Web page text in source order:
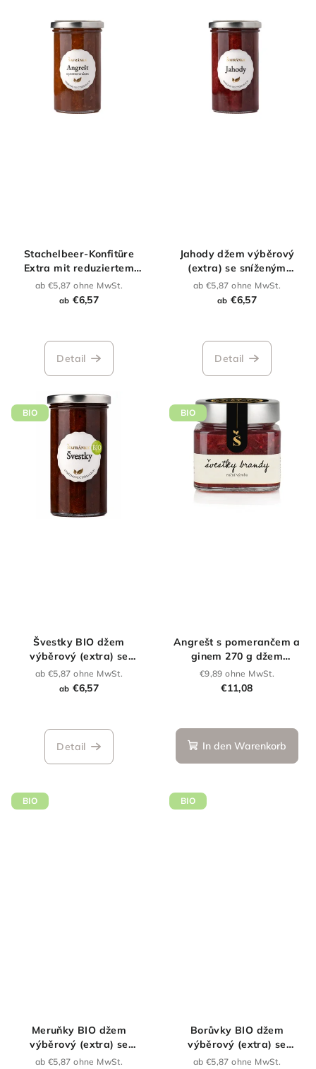
Stachelbeer-Konfitüre
Extra mit reduziertem
Zuckergehalt
ab €5,87 ohne MwSt.
ab €6,57
Detail
Jahody džem výběrový
(extra) se sníženým
obsahem cukru
ab €5,87 ohne MwSt.
ab €6,57
Detail
BIO
Švestky BIO džem
výběrový (extra) se
sníženým obsahem cukru
ab €5,87 ohne MwSt.
ab €6,57
durchschnittliche
Produktbewertung
Detail
BIO
Angrešt s pomerančem a
ginem 270 g džem
výběrový (extra) se
sníženým obsahem cukru
€9,89 ohne MwSt.
€11,08
In den Warenkorb
BIO
Meruňky BIO džem
výběrový (extra) se
sníženým obsahem cukru
ab €5,87 ohne MwSt.
BIO
Borůvky BIO džem
výběrový (extra) se
sníženým obsahem cukru
ab €5,87 ohne MwSt.